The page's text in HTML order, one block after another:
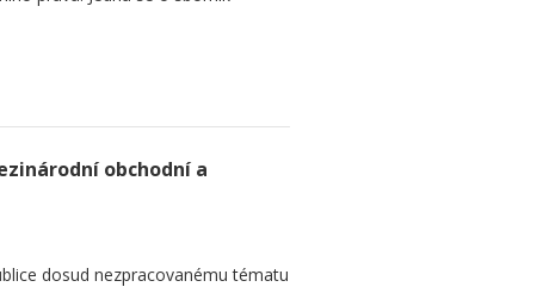
obchodní a
dosud nezpracovanému tématu